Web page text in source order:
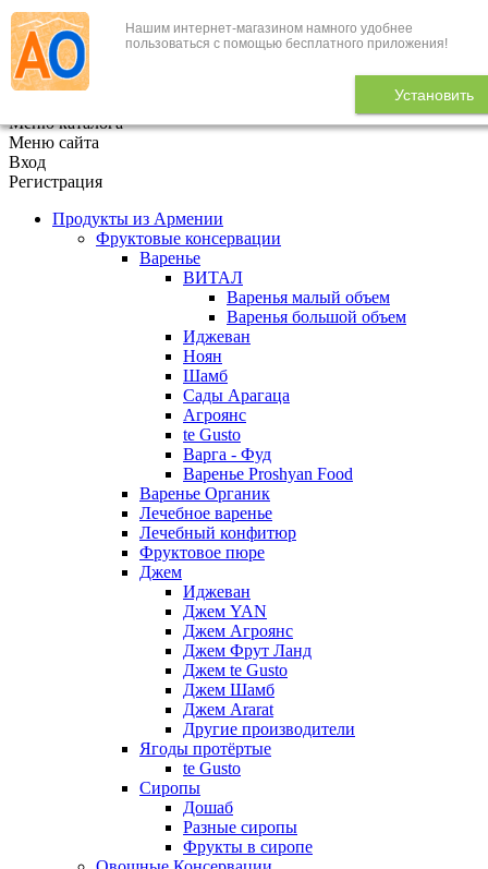
Нашим интернет-магазином намного удобнее
пользоваться с помощью бесплатного приложения!
Установить
+7 (495) 646-888-1
В корзине 0
Меню каталога
Меню сайта
Вход
Регистрация
Продукты из Армении
Фруктовые консервации
Варенье
ВИТАЛ
Варенья малый объем
Варенья большой объем
Иджеван
Ноян
Шамб
Сады Арагаца
Агроянс
te Gusto
Варга - Фуд
Варенье Proshyan Food
Варенье Органик
Лечебное варенье
Лечебный конфитюр
Фруктовое пюре
Джем
Иджеван
Джем YAN
Джем Агроянс
Джем Фрут Ланд
Джем te Gusto
Джем Шамб
Джем Ararat
Другие производители
Ягоды протёртые
te Gusto
Сиропы
Дошаб
Разные сиропы
Фрукты в сиропе